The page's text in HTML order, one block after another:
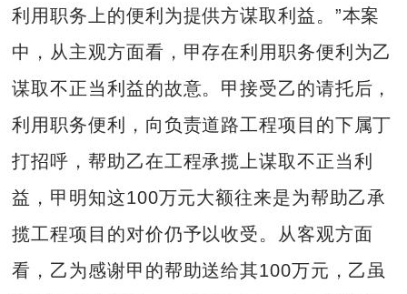
利用职务上的便利为提供方谋取利益。”本案
中，从主观方面看，甲存在利用职务便利为乙
谋取不正当利益的故意。甲接受乙的请托后，
利用职务便利，向负责道路工程项目的下属丁
打招呼，帮助乙在工程承揽上谋取不正当利
益，甲明知这100万元大额往来是为帮助乙承
揽工程项目的对价仍予以收受。从客观方面
看，乙为感谢甲的帮助送给其100万元，乙虽